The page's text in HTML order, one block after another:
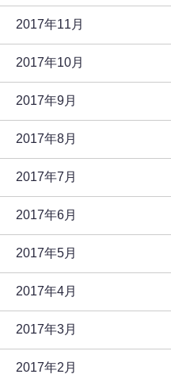
2017年11月
2017年10月
2017年9月
2017年8月
2017年7月
2017年6月
2017年5月
2017年4月
2017年3月
2017年2月